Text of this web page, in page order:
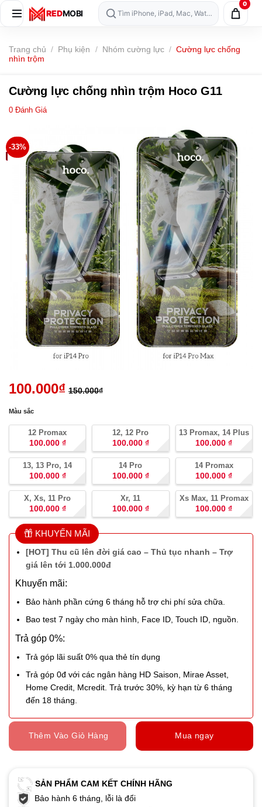
Skip
REDMOBI Tìm iPhone, iPad, Mac, Watch, AirPods…
0
Trang chủ / Phụ kiện / Nhóm cường lực / Cường lực chống
nhìn trộm
Cường lực chống nhìn trộm Hoco G11
0 Đánh Giá
-33%
100.000₫ 150.000₫
Màu sắc
12 Promax
100.000 ₫
12, 12 Pro
100.000 ₫
13 Promax, 14 Plus
100.000₫
13, 13 Pro, 14
100.000 ₫
14 Pro
100.000 ₫
14 Promax
100.000₫
X, Xs, 11 Pro
100.000 ₫
Xr, 11
100.000 ₫
Xs Max, 11 Promax
100.000₫
KHUYẾN MÃI
[HOT] Thu cũ lên đời giá cao – Thủ tục nhanh – Trợ
giá lên tới 1.000.000đ
Khuyến mãi:
Bảo hành phần cứng 6 tháng hỗ trợ chi phí sửa chữa.
Bao test 7 ngày cho màn hình, Face ID, Touch ID, nguồn.
Trả góp 0%:
Trả góp lãi suất 0% qua thẻ tín dụng
Trả góp 0đ với các ngân hàng HD Saison, Mirae Asset,
Home Credit, Mcredit. Trả trước 30%, kỳ hạn từ 6 tháng
đến 18 tháng.
Thêm Vào Giỏ Hàng Mua ngay
SẢN PHẨM CAM KẾT CHÍNH HÃNG
Bảo hành 6 tháng, lỗi là đổi